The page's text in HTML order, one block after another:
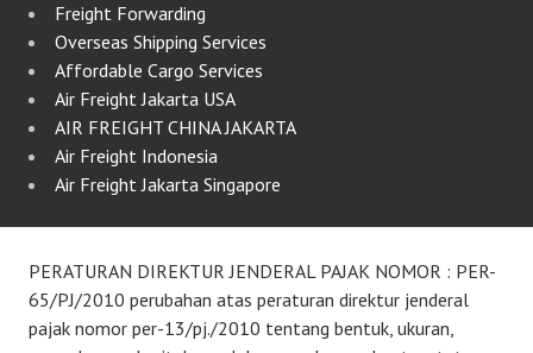
Freight Forwarding
Overseas Shipping Services
Affordable Cargo Services
Air Freight Jakarta USA
AIR FREIGHT CHINA JAKARTA
Air Freight Indonesia
Air Freight Jakarta Singapore
PERATURAN DIREKTUR JENDERAL PAJAK NOMOR : PER-
65/PJ/2010 perubahan atas peraturan direktur jenderal
pajak nomor per-13/pj./2010 tentang bentuk, ukuran,